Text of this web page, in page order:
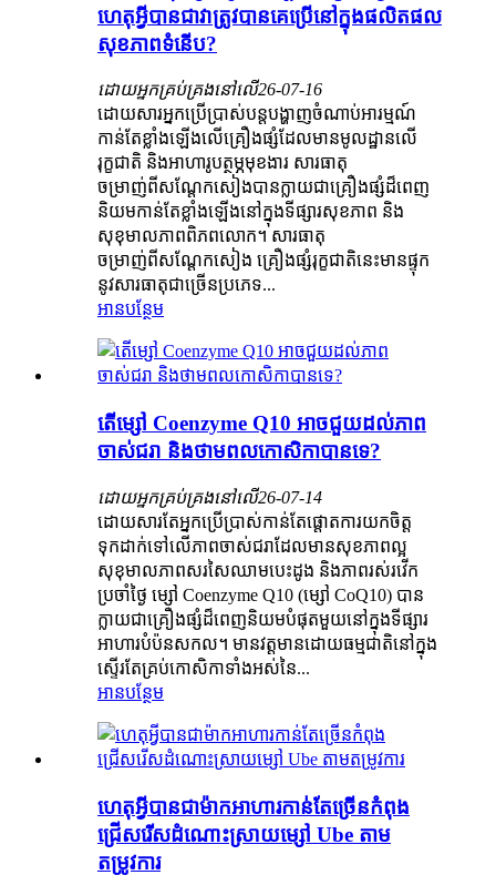
ហេតុអ្វីបានជាវាត្រូវបានគេប្រើនៅក្នុងផលិតផល
សុខភាពទំនើប?
ដោយអ្នកគ្រប់គ្រងនៅលើ26-07-16
ដោយសារអ្នកប្រើប្រាស់បន្តបង្ហាញចំណាប់អារម្មណ៍
កាន់តែខ្លាំងឡើងលើគ្រឿងផ្សំដែលមានមូលដ្ឋានលើ
រុក្ខជាតិ និងអាហារូបត្ថម្ភមុខងារ សារធាតុ
ចម្រាញ់ពីសណ្តែកសៀងបានក្លាយជាគ្រឿងផ្សំដ៏ពេញ
និយមកាន់តែខ្លាំងឡើងនៅក្នុងទីផ្សារសុខភាព និង
សុខុមាលភាពពិភពលោក។ សារធាតុ
ចម្រាញ់ពីសណ្តែកសៀង គ្រឿងផ្សំរុក្ខជាតិនេះមានផ្ទុក
នូវសារធាតុជាច្រើនប្រភេទ...
អានបន្ថែម
តើម្សៅ Coenzyme Q10 អាចជួយដល់ភាព
ចាស់ជរា និងថាមពលកោសិកាបានទេ?
ដោយអ្នកគ្រប់គ្រងនៅលើ26-07-14
ដោយសារតែអ្នកប្រើប្រាស់កាន់តែផ្តោតការយកចិត្ត
ទុកដាក់ទៅលើភាពចាស់ជរាដែលមានសុខភាពល្អ
សុខុមាលភាពសរសៃឈាមបេះដូង និងភាពរស់រវើក
ប្រចាំថ្ងៃ ម្សៅ Coenzyme Q10 (ម្សៅ CoQ10) បាន
ក្លាយជាគ្រឿងផ្សំដ៏ពេញនិយមបំផុតមួយនៅក្នុងទីផ្សារ
អាហារបំប៉នសកល។ មានវត្តមានដោយធម្មជាតិនៅក្នុង
ស្ទើរតែគ្រប់កោសិកាទាំងអស់នៃ...
អានបន្ថែម
ហេតុអ្វីបានជាម៉ាកអាហារកាន់តែច្រើនកំពុង
ជ្រើសរើសដំណោះស្រាយម្សៅ Ube តាម
តម្រូវការ